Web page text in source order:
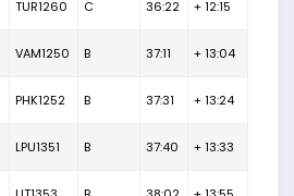
TUR1260 C 36:22 + 12:15
VAM1250 B 37:11 + 13:04
PHK1252 B 37:31 + 13:24
LPU1351 B 37:40 + 13:33